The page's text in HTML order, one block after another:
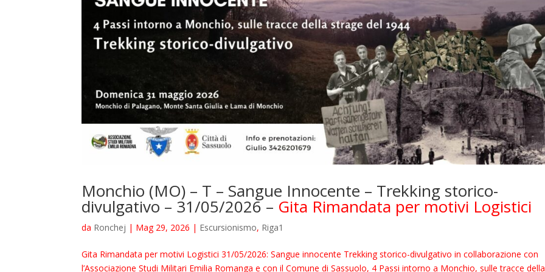
Monchio (MO) – T – Sangue Innocente – Trekking storico-
divulgativo – 31/05/2026 – Gita Rimandata per motivi Logistici
da Ronchej | Mag 29, 2026 | Escursionismo, Riga1
Gita Rimandata per motivi Logistici 31/05/2026: Sangue innocente Trekking storico-divulgativo in collaborazione con
l’Associazione Studi Militari Emilia Romanga e con il Comune di Sassuolo, 4 Passi intorno a Monchio, sulle tracce della